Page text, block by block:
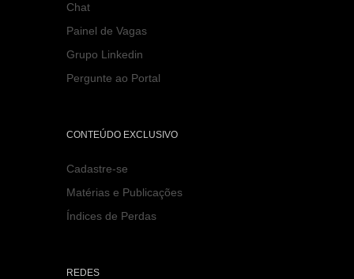
Chat
Painel de Vagas
Grupo Linkedin
Pergunte ao Portal
CONTEÚDO EXCLUSIVO
Cadastre-se
Matérias e Publicações
Índices de Perdas
REDES